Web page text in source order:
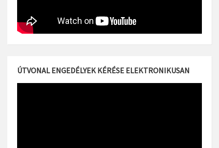
ÚTVONAL ENGEDÉLYEK KÉRÉSE ELEKTRONIKUSAN